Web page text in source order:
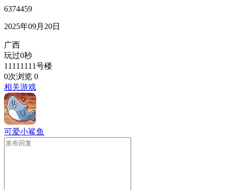
6374459
2025年09月20日
广西
玩过0秒
11111111号楼
0次浏览 0
相关游戏
可爱小鲨鱼